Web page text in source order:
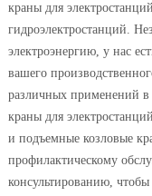
краны для
гидроэлектростанций.
электроэнергию, у нас
вашего
различных применений в
краны для
и подъемные козловые
профилактическому
консультированию,